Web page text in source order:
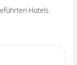
Hotels.